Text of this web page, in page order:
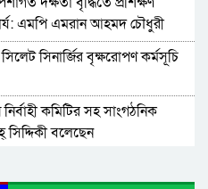
এমপি এমরান আহমদ চৌধুরী
সিনার্জির বৃক্ষরোপণ কর্মসূচি
কমিটির সহ সাংগঠনিক
বলেছেন